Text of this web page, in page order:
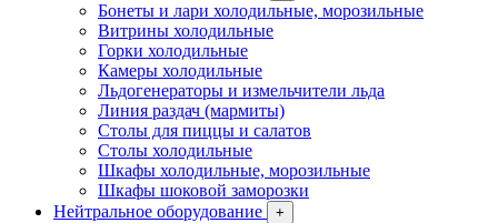
Бонеты и лари холодильные, морозильные
Витрины холодильные
Горки холодильные
Камеры холодильные
Льдогенераторы и измельчители льда
Линия раздач (мармиты)
Столы для пиццы и салатов
Столы холодильные
Шкафы холодильные, морозильные
Шкафы шоковой заморозки
Нейтральное оборудование
+